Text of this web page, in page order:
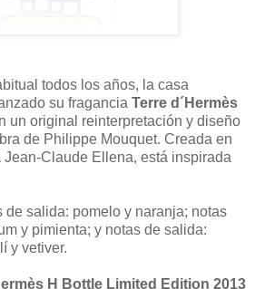
todos los años, la casa
su fragancia Terre d´Hermès
un original reinterpretación y diseño
de Philippe Mouquet. Creada en
Jean-Claude Ellena, está inspirada
de salida: pomelo y naranja; notas
y pimienta; y notas de salida:
y vetiver.
H Bottle Limited Edition 2013